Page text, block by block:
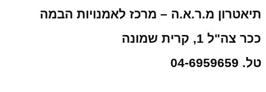
תיאטרון מ.ר.א.ה – מרכז לאמנויות הבמה
ככר צה"ל 1, קרית שמונה
טל. 04-6959659